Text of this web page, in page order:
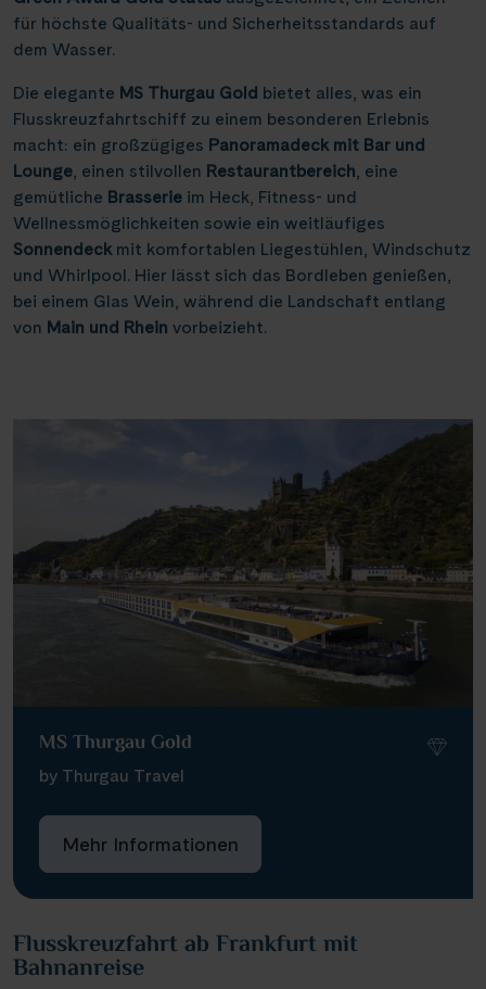
für höchste Qualitäts- und Sicherheitsstandards auf
dem Wasser.
Die elegante MS Thurgau Gold bietet alles, was ein
Flusskreuzfahrtschiff zu einem besonderen Erlebnis
macht: ein großzügiges Panoramadeck mit Bar und
Lounge , einen stilvollen Restaurantbereich , eine
gemütliche Brasserie im Heck, Fitness- und
Wellnessmöglichkeiten sowie ein weitläufiges
Sonnendeck mit komfortablen Liegestühlen, Windschutz
und Whirlpool. Hier lässt sich das Bordleben genießen,
bei einem Glas Wein, während die Landschaft entlang
von Main und Rhein vorbeizieht.
MS Thurgau Gold
by Thurgau Travel
Mehr Informationen
Flusskreuzfahrt ab Frankfurt mit
Bahnanreise